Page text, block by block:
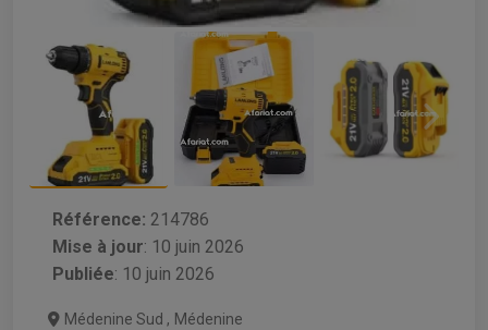
Référence: 214786
Mise à jour: 10 juin 2026
Publiée: 10 juin 2026
Médenine Sud , Médenine